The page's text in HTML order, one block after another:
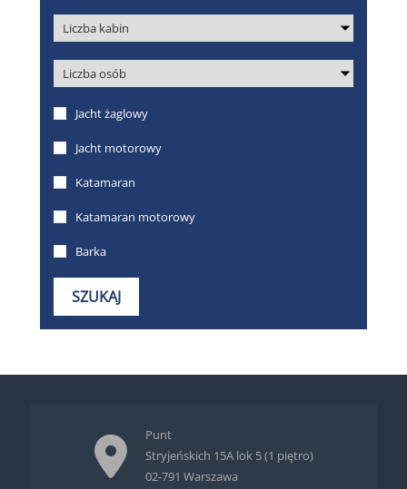
Punt
Stryjeńskich 15A lok 5 (1 piętro)
02-791 Warszawa